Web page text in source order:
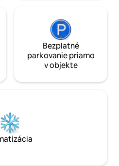
Bezplatné
parkovanie priamo
v objekte